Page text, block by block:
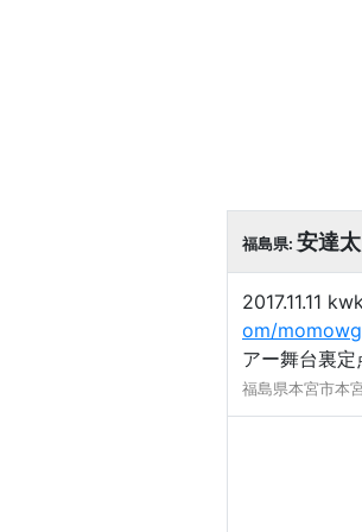
福島県: 安達
2017.11.11
om/
アー舞台裏定
福島県本宮市本